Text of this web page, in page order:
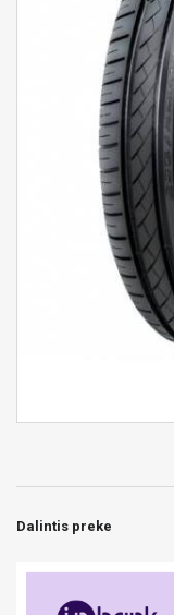
Dalintis preke